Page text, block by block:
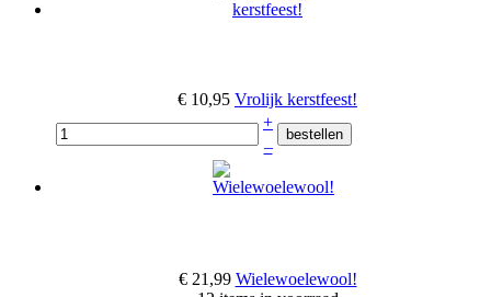
€ 10,95 Vrolijk kerstfeest!
+
–
€ 21,99 Wielewoelewool!